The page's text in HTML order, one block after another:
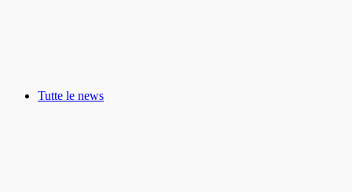
Tutte le news